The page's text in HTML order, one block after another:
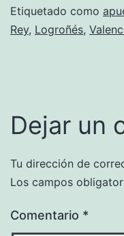
Etiquetado como
Rey, Logroñés,
Dejar un
Tu dirección de
Los campos
Comentario *